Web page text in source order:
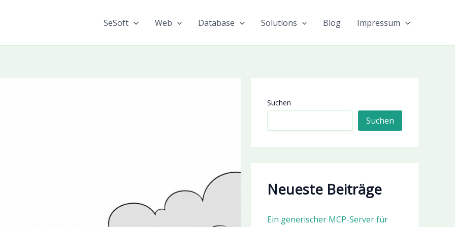
SeSoft Web Database Solutions Blog Impressum
Suchen
Suchen
Neueste Beiträge
Ein generischer MCP-Server für